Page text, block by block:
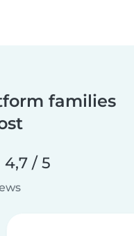
families
4,7 / 5